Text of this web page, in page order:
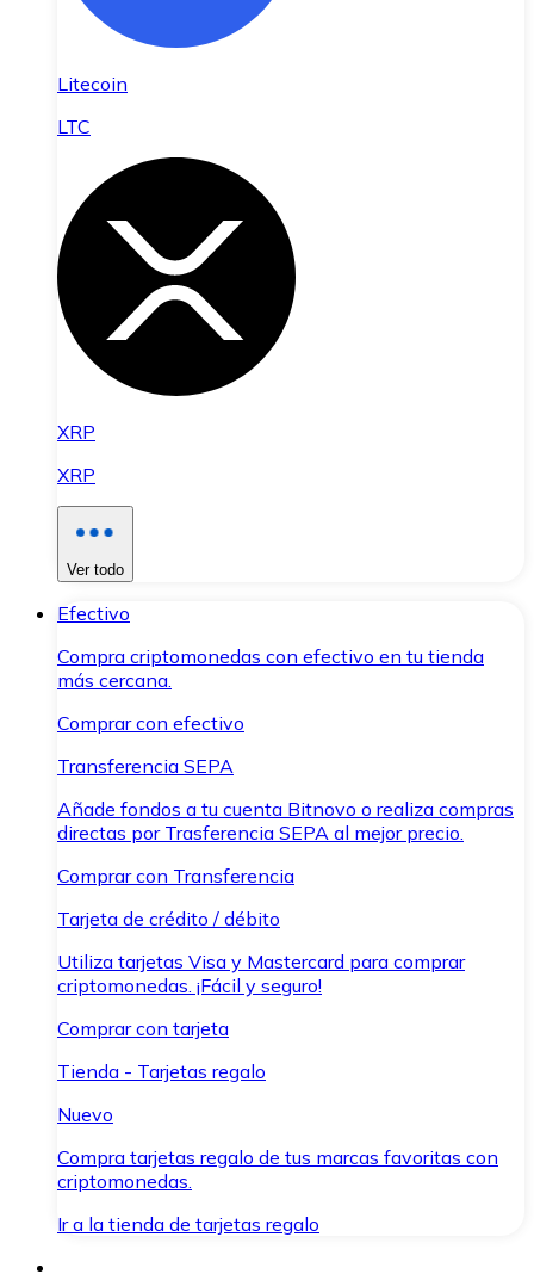
Litecoin
LTC
XRP
XRP
Ver todo
Efectivo
Compra criptomonedas con efectivo en tu tienda
más cercana.
Comprar con efectivo
Transferencia SEPA
Añade fondos a tu cuenta Bitnovo o realiza compras
directas por Trasferencia SEPA al mejor precio.
Comprar con Transferencia
Tarjeta de crédito / débito
Utiliza tarjetas Visa y Mastercard para comprar
criptomonedas. ¡Fácil y seguro!
Comprar con tarjeta
Tienda - Tarjetas regalo
Nuevo
Compra tarjetas regalo de tus marcas favoritas con
criptomonedas.
Ir a la tienda de tarjetas regalo